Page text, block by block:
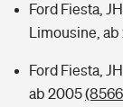
Ford Fiesta,
Limousine,
Ford Fiesta,
ab 2005